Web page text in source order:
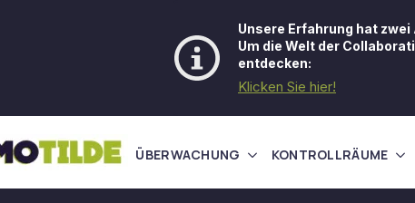
Unsere Erfahrung hat zwei
Um die Welt der
entdecken:
Klicken Sie hier!
ÜBERWACHUNG KONTROLLRÄUME